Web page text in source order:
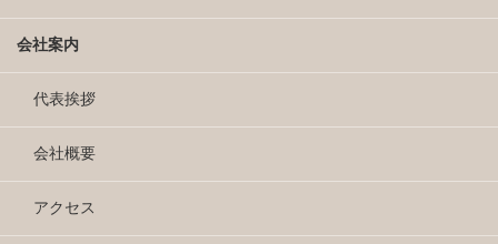
会社案内
代表挨拶
会社概要
アクセス